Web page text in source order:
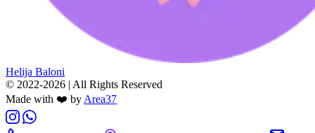
Helija Baloni
© 2022-2026 | All Rights Reserved
Made with ❤️ byArea37